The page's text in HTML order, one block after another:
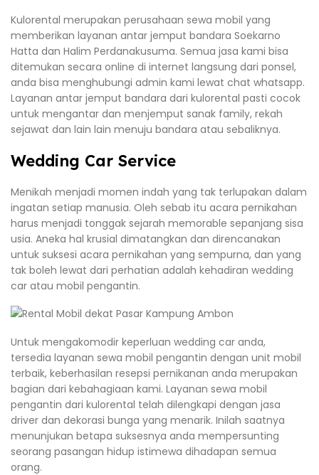
Kulorental merupakan perusahaan sewa mobil yang
memberikan layanan antar jemput bandara Soekarno
Hatta dan Halim Perdanakusuma. Semua jasa kami bisa
ditemukan secara online di internet langsung dari ponsel,
anda bisa menghubungi admin kami lewat chat whatsapp.
Layanan antar jemput bandara dari kulorental pasti cocok
untuk mengantar dan menjemput sanak family, rekah
sejawat dan lain lain menuju bandara atau sebaliknya.
Wedding Car Service
Menikah menjadi momen indah yang tak terlupakan dalam
ingatan setiap manusia. Oleh sebab itu acara pernikahan
harus menjadi tonggak sejarah memorable sepanjang sisa
usia. Aneka hal krusial dimatangkan dan direncanakan
untuk suksesi acara pernikahan yang sempurna, dan yang
tak boleh lewat dari perhatian adalah kehadiran wedding
car atau mobil pengantin.
Untuk mengakomodir keperluan wedding car anda,
tersedia layanan sewa mobil pengantin dengan unit mobil
terbaik, keberhasilan resepsi pernikanan anda merupakan
bagian dari kebahagiaan kami. Layanan sewa mobil
pengantin dari kulorental telah dilengkapi dengan jasa
driver dan dekorasi bunga yang menarik. Inilah saatnya
menunjukan betapa suksesnya anda mempersunting
seorang pasangan hidup istimewa dihadapan semua
orang.